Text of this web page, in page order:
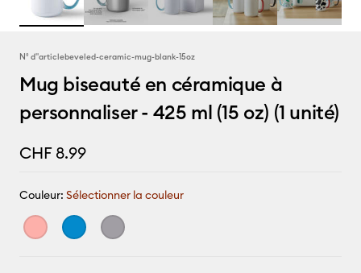
N° d''articlebeveled-ceramic-mug-blank-15oz
Mug biseauté en céramique à
personnaliser - 425 ml (15 oz) (1 unité)
CHF 8.99
Couleur: Sélectionner la couleur